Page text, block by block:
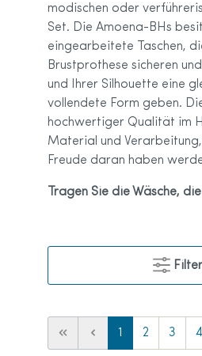
modischen oder
Set. Die Amoena-BHs
eingearbeitete Taschen,
Brustprothese sicheren
und Ihrer Silhouette eine
vollendete Form geben.
hochwertiger Qualität im
Material und
Freude daran haben
Tragen Sie die Wäsche,
Filter
1 2 3 4